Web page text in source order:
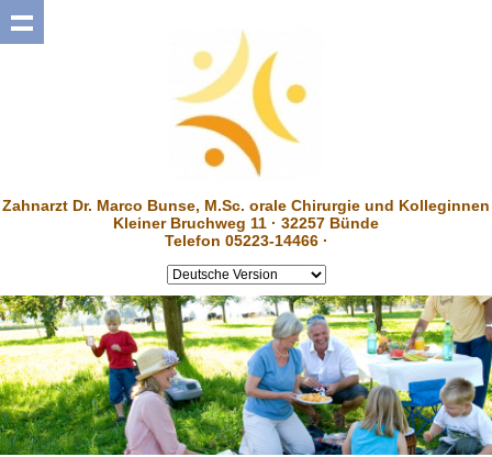
Zahnarzt Dr. Marco Bunse, M.Sc. orale Chirurgie und Kolleginnen
Kleiner Bruchweg 11 · 32257 Bünde
Telefon 05223-14466 ·